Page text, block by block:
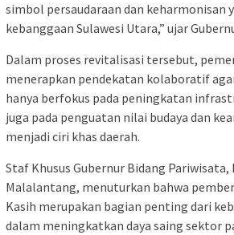
simbol persaudaraan dan keharmonisan
kebanggaan Sulawesi Utara,” ujar
Dalam proses revitalisasi tersebut,
menerapkan pendekatan kolaboratif
hanya berfokus pada peningkatan
juga pada penguatan nilai budaya dan
menjadi ciri khas daerah.
Staf Khusus Gubernur Bidang Pariwisata,
Malalantang, menuturkan bahwa
Kasih merupakan bagian penting dari
dalam meningkatkan daya saing sektor